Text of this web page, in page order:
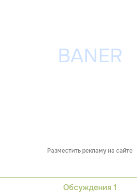
Разместить рекламу на сайте
Обсуждения 1